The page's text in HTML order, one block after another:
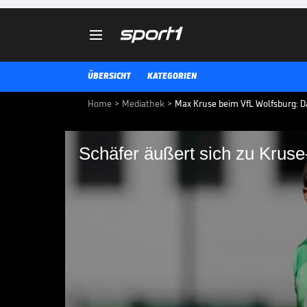

ÜBERSICHT KATEGORIEN
Home > Mediathek > Max Kruse beim VfL Wolfsburg:
Schäfer äußert sich zu
Schäfer äußert sich
Wolfsburgs Sportdirektor
Transferperiode wieder Thema